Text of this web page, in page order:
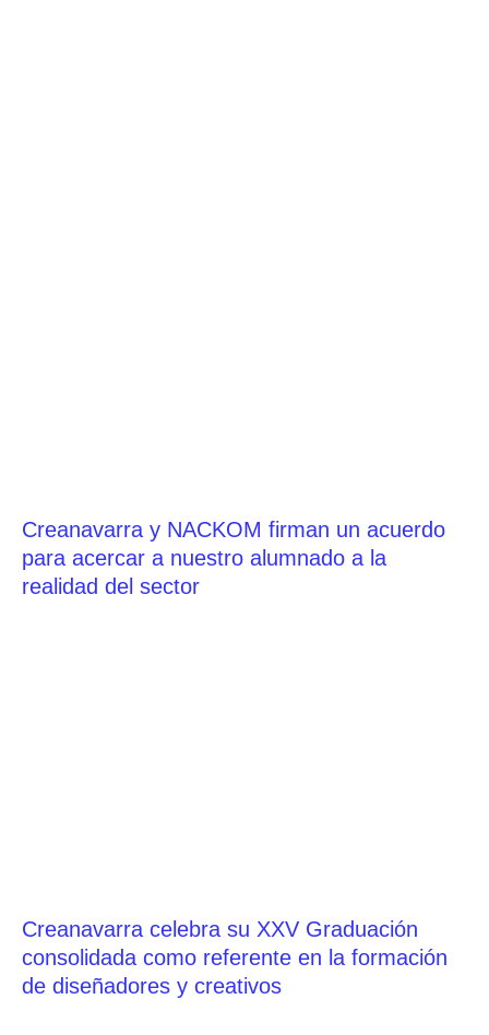
Creanavarra y NACKOM firman un acuerdo
para acercar a nuestro alumnado a la
realidad del sector
Creanavarra celebra su XXV Graduación
consolidada como referente en la formación
de diseñadores y creativos